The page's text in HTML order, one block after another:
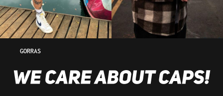
GORRAS